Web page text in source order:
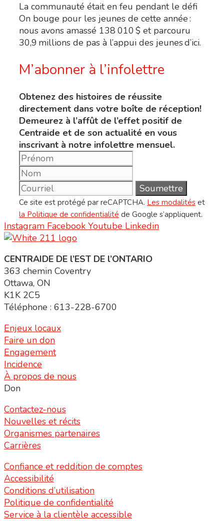
La communauté était en feu pendant le défi
On bouge pour les jeunes de cette année :
nous avons amassé 138 010 $ et parcouru
30,9 millions de pas à l’appui des jeunes d’ici.
M’abonner à l’infolettre
Obtenez des histoires de réussite
directement dans votre boîte de réception!
Demeurez à l’affût de l’effet positif de
Centraide et de son actualité en vous
inscrivant à notre infolettre mensuel.
Ce site est protégé par reCAPTCHA. Les modalités et
la Politique de confidentialité de Google s’appliquent.
Instagram Facebook Youtube Linkedin
CENTRAIDE DE l’EST DE l’ONTARIO
363 chemin Coventry
Ottawa, ON
K1K 2C5
Téléphone : 613-228-6700
Enjeux locaux
Faire un don
Engagement
Incidence
À propos de nous
Don
Contactez-nous
Nouvelles et récits
Organismes partenaires
Carrières
Confiance et reddition de comptes
Accessibilité
Conditions d’utilisation
Politique de confidentialité
Service à la clientèle accessible